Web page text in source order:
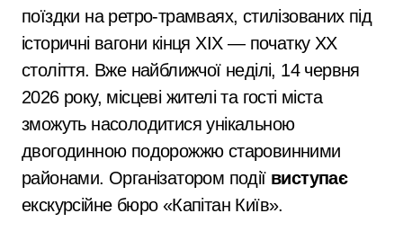
поїздки на ретро-трамваях, стилізованих під
історичні вагони кінця XIX — початку XX
століття. Вже найближчої неділі, 14 червня
2026 року, місцеві жителі та гості міста
зможуть насолодитися унікальною
двогодинною подорожжю старовинними
районами. Організатором події виступає
екскурсійне бюро «Капітан Київ».